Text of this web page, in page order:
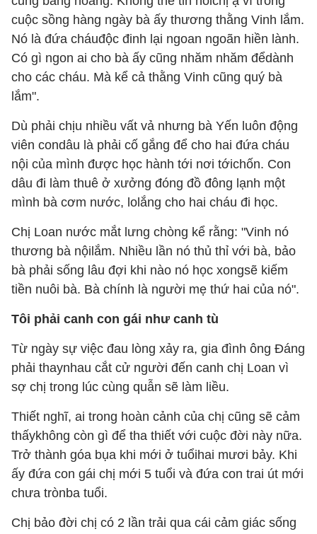
cuộc sồng hàng ngày bà ấy thương thằng Vinh lắm.
Nó là đứa cháuđộc đinh lại ngoan ngoãn hiền lành.
Có gì ngon ai cho bà ấy cũng nhăm nhăm đểdành
cho các cháu. Mà kể cả thằng Vinh cũng quý bà
lắm".
Dù phải chịu nhiều vất vả nhưng bà Yến luôn động
viên condâu là phải cố gắng để cho hai đứa cháu
nội của mình được học hành tới nơi tớichốn. Con
dâu đi làm thuê ở xưởng đóng đồ đông lạnh một
mình bà cơm nước, lolắng cho hai cháu đi học.
Chị Loan nước mắt lưng chòng kể rằng: "Vinh nó
thương bà nộilắm. Nhiều lần nó thủ thỉ với bà, bảo
bà phải sống lâu đợi khi nào nó học xongsẽ kiếm
tiền nuôi bà. Bà chính là người mẹ thứ hai của nó".
Tôi phải canh con gái như canh tù
Từ ngày sự việc đau lòng xảy ra, gia đình ông Đáng
phải thaynhau cắt cử người đến canh chị Loan vì
sợ chị trong lúc cùng quẫn sẽ làm liều.
Thiết nghĩ, ai trong hoàn cảnh của chị cũng sẽ cảm
thấykhông còn gì để tha thiết với cuộc đời này nữa.
Trở thành góa bụa khi mới ở tuổihai mươi bảy. Khi
ấy đứa con gái chị mới 5 tuổi và đứa con trai út mới
chưa trònba tuổi.
Chị bảo đời chị có 2 lần trải qua cái cảm giác sống